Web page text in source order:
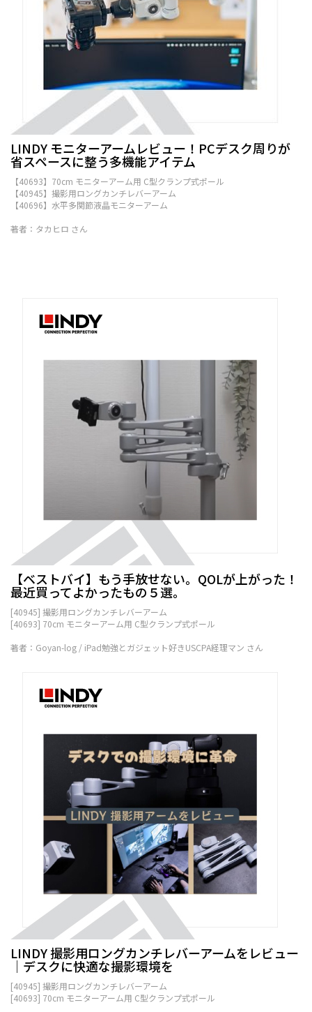
LINDY モニターアームレビュー！PCデスク周りが
省スペースに整う多機能アイテム
【40693】70cm モニターアーム用 C型クランプ式ポール
【40945】撮影用ロングカンチレバーアーム
【40696】水平多関節液晶モニターアーム
著者：タカヒロ さん
【ベストバイ】もう手放せない。QOLが上がった！
最近買ってよかったもの５選。
[40945] 撮影用ロングカンチレバーアーム
[40693] 70cm モニターアーム用 C型クランプ式ポール
著者：Goyan-log / iPad勉強とガジェット好きUSCPA経理マン さん
LINDY 撮影用ロングカンチレバーアームをレビュー
│デスクに快適な撮影環境を
[40945] 撮影用ロングカンチレバーアーム
[40693] 70cm モニターアーム用 C型クランプ式ポール